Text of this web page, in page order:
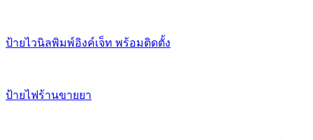
ป้ายไวนิลพิมพ์อิงค์เจ็ท พร้อมติดตั้ง
ป้ายไฟร้านขายยา